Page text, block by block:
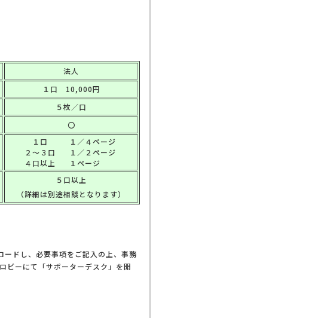
法人
１口 10,000円
５枚／口
〇
１口
１／４ページ
２～３口
１／２ページ
４口以上
１ページ
５口以上
（詳細は別途相談となります）
ドし、必要事項をご記入の上、事務
ビーにて「サポーターデスク」を開